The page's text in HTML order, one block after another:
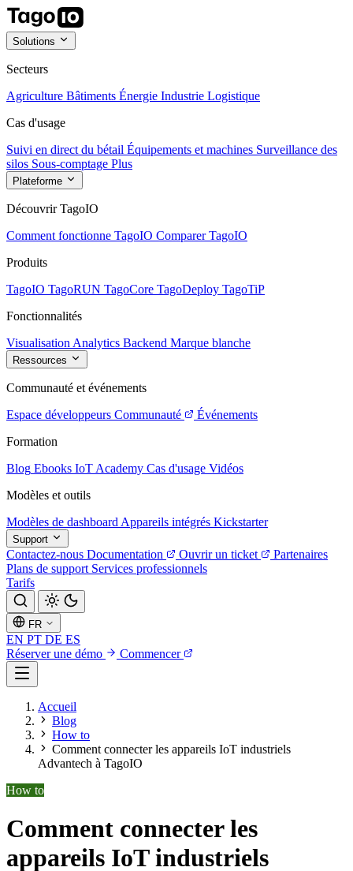
Solutions
Secteurs
Agriculture Bâtiments Énergie Industrie Logistique
Cas d'usage
Suivi en direct du bétail Équipements et machines Surveillance des
silos Sous-comptage Plus
Plateforme
Découvrir TagoIO
Comment fonctionne TagoIO Comparer TagoIO
Produits
TagoIO TagoRUN TagoCore TagoDeploy TagoTiP
Fonctionnalités
Visualisation Analytics Backend Marque blanche
Ressources
Communauté et événements
Espace développeurs Communauté
Événements
Formation
Blog Ebooks IoT Academy Cas d'usage Vidéos
Modèles et outils
Modèles de dashboard Appareils intégrés Kickstarter
Support
Contactez-nous Documentation Ouvrir un ticket
Partenaires
Plans de support Services professionnels
Tarifs
FR
EN PT DE ES
Réserver une démo
Commencer
Accueil
Blog
How to
Comment connecter les appareils IoT industriels
Advantech à TagoIO
How to
Comment connecter les
appareils IoT industriels